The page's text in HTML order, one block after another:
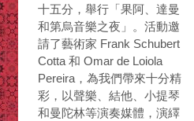
十五分，舉行「果阿、達曼
和第烏音樂之夜」。活動邀
請了藝術家 Frank Schubert
Cotta 和 Omar de Loiola
Pereira，為我們帶來十分精
彩，以聲樂、結他、小提琴
和曼陀林等演奏媒體，演繹